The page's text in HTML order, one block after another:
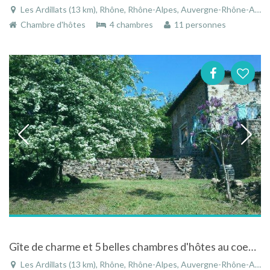
Les Ardillats (13 km), Rhône, Rhône-Alpes, Auvergne-Rhône-Alpes, France
Chambre d'hôtes
4 chambres 11 personnes
Gîte de charme et 5 belles chambres d'hôtes au coeur du beaujolais vert proche de Lyon aux Ardillats
Les Ardillats (13 km), Rhône, Rhône-Alpes, Auvergne-Rhône-Alpes, France